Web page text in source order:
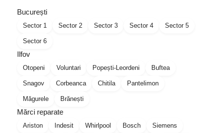
București
Sector 1 Sector 2 Sector 3 Sector 4 Sector 5
Sector 6
Ilfov
Otopeni Voluntari Popești-Leordeni Buftea
Snagov Corbeanca Chitila Pantelimon
Măgurele Brănești
Mărci reparate
Ariston Indesit Whirlpool Bosch Siemens